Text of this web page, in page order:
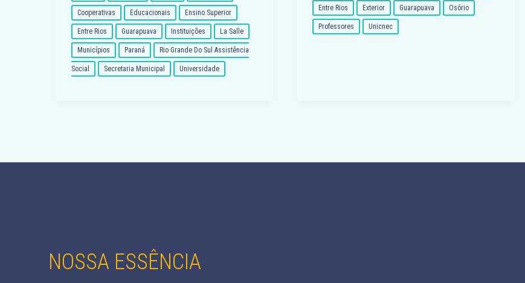
Cooperativas Educacionais Ensino Superior
Entre Rios Guarapuava Instituições La Salle
Municípios Paraná Rio Grande Do Sul Assistência
Social Secretaria Municipal Universidade
Entre Rios Exterior Guarapuava Osório
Professores Unicnec
NOSSA ESSÊNCIA